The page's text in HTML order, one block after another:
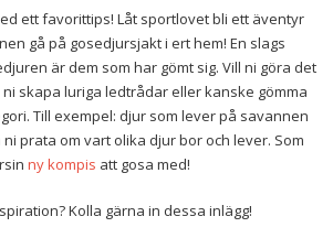
ett favorittips! Låt sportlovet bli ett äventyr
gå på gosedjursjakt i ert hem! En slags
är dem som har gömt sig. Vill ni göra det
skapa luriga ledtrådar eller kanske gömma
Till exempel: djur som lever på savannen
prata om vart olika djur bor och lever. Som
ny kompis att gosa med!
Kolla gärna in dessa inlägg!